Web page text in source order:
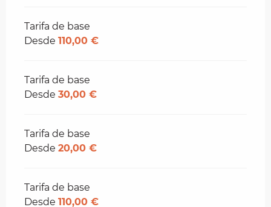
Tarifa de base
Desde 110,00 €
Tarifa de base
Desde 30,00 €
Tarifa de base
Desde 20,00 €
Tarifa de base
Desde 110,00 €